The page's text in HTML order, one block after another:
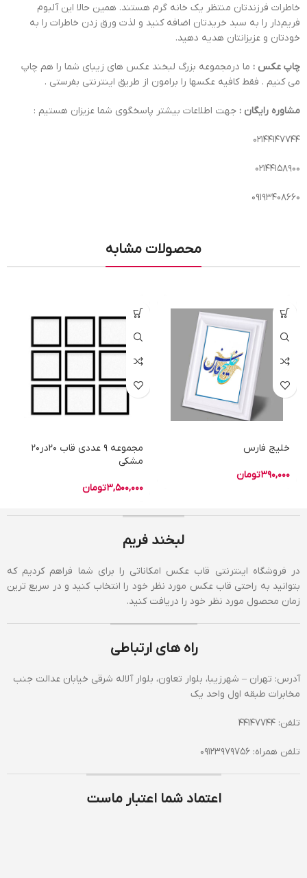
خاطرات فرزندتان منتظر یک خانه گرم هستند. همین حالا این آلبوم
فریم‌دار را به سبد خریدتان اضافه کنید و لذت ورق زدن خاطرات را به
خودتان و عزیزانتان هدیه دهید.
چاپ عکس : ما درمجموعه بزرگ لبخند عکس های زیبای شما را هم چاپ
می کنیم . فقط کافیه عکسها را برامون از طریق اینترنتی بفرستی .
مشاوره رایگان : جهت اطلاعات بیشتر پاسخگوی شما عزیزان هستیم :
02144147744
02144158900
09193408660
محصولات مشابه
خلیج فارس
390,000تومان
مجموعه 9 عددی قاب 20در20
مشکی
3,500,000تومان
لبخند فریم
در فروشگاه اینترنتی قاب عکس امکاناتی را برای شما فراهم کردیم که
بتوانید به راحتی قاب عکس مورد نظر خود را انتخاب کنید و در سریع ترین
زمان محصول مورد نظر خود را دریافت کنید.
راه های ارتباطی
آدرس: تهران – شهرزیبا، بلوار تعاون، بلوار آلاله شرقی خیابان عدالت جنب
مخابرات طبقه اول واحد یک
تلفن: 44147744
تلفن همراه: 09123979756
اعتماد شما اعتبار ماست